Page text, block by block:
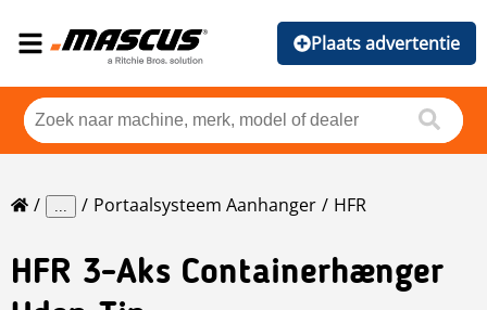
Plaats advertentie
... Portaalsysteem Aanhanger HFR
HFR 3-Aks Containerhænger